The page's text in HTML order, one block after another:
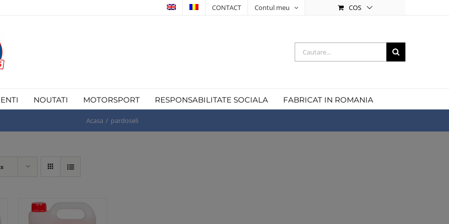
CONTACT Contul meu COS
Cautare...
NOUTATI MOTORSPORT RESPONSABILITATE SOCIALA FABRICAT IN ROMANIA
Acasa pardoseli